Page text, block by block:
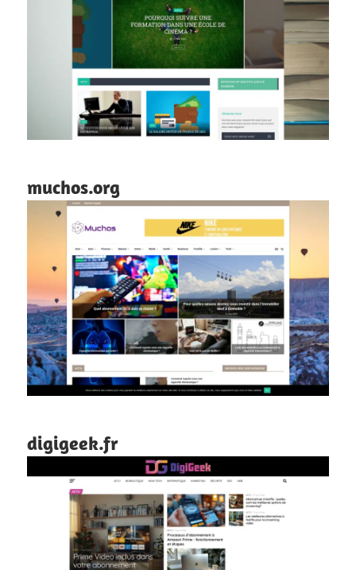
muchos.org
digigeek.fr